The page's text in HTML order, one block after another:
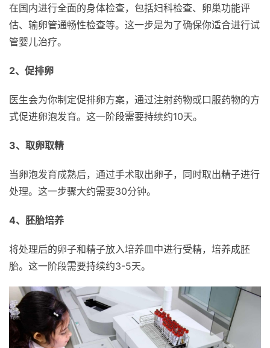
在国内进行全面的身体检查，包括妇科检查、卵巢功能评
估、输卵管通畅性检查等。这一步是为了确保你适合进行试
管婴儿治疗。
2、促排卵
医生会为你制定促排卵方案，通过注射药物或口服药物的方
式促进卵泡发育。这一阶段需要持续约10天。
3、取卵取精
当卵泡发育成熟后，通过手术取出卵子，同时取出精子进行
处理。这一步骤大约需要30分钟。
4、胚胎培养
将处理后的卵子和精子放入培养皿中进行受精，培养成胚
胎。这一阶段需要持续约3-5天。